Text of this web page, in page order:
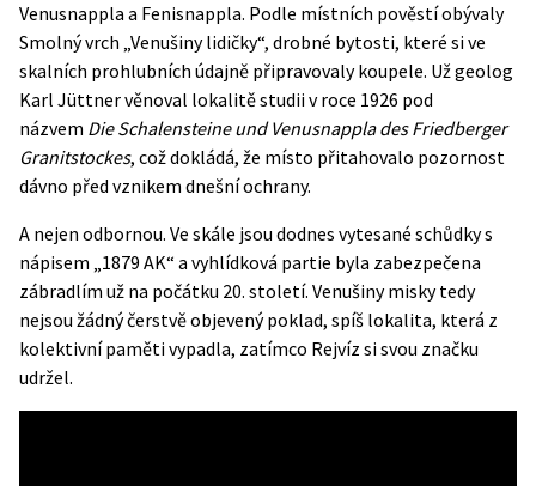
Venusnappla a Fenisnappla. Podle místních pověstí obývaly
Smolný vrch „Venušiny lidičky“, drobné bytosti, které si ve
skalních prohlubních údajně připravovaly koupele. Už geolog
Karl Jüttner věnoval lokalitě studii v roce 1926 pod
názvem Die Schalensteine und Venusnappla des Friedberger
Granitstockes, což dokládá, že místo přitahovalo pozornost
dávno před vznikem dnešní ochrany.
A nejen odbornou. Ve skále jsou dodnes vytesané schůdky s
nápisem „1879 AK“ a vyhlídková partie byla zabezpečena
zábradlím už na počátku 20. století. Venušiny misky tedy
nejsou žádný čerstvě objevený poklad, spíš lokalita, která z
kolektivní paměti vypadla, zatímco Rejvíz si svou značku
udržel.